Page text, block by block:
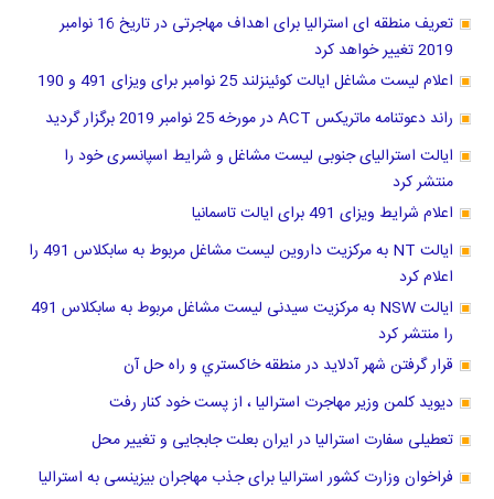
تعریف منطقه ای استرالیا برای اهداف مهاجرتی در تاریخ 16 نوامبر
2019 تغییر خواهد کرد
اعلام لیست مشاغل ایالت کوئینزلند 25 نوامبر برای ویزای 491 و 190
راند دعوتنامه ماتریکس ACT در مورخه 25 نوامبر 2019 برگزار گردید
ایالت استرالیای جنوبی لیست مشاغل و شرایط اسپانسری خود را
منتشر کرد
اعلام شرایط ویزای 491 برای ایالت تاسمانیا
ایالت NT به مرکزیت داروین لیست مشاغل مربوط به سابکلاس 491 را
اعلام کرد
ایالت NSW به مرکزیت سیدنی لیست مشاغل مربوط به سابکلاس 491
را منتشر کرد
قرار گرفتن شهر آدلاید در منطقه خاكستري و راه حل آن
دیوید کلمن وزیر مهاجرت استرالیا ، از پست خود کنار رفت
تعطیلی سفارت استرالیا در ایران بعلت جابجایی و تغییر محل
فراخوان وزارت کشور استرالیا برای جذب مهاجران بیزینسی به استرالیا